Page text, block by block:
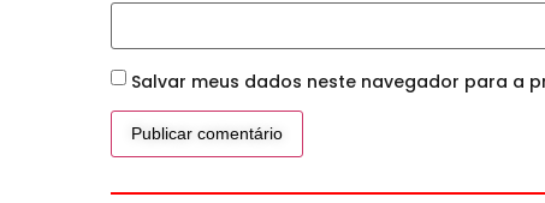
Salvar meus dados neste navegador para a